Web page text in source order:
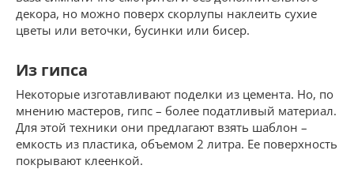
декора, но можно поверх скорлупы наклеить сухие
цветы или веточки, бусинки или бисер.
Из гипса
Некоторые изготавливают поделки из цемента. Но, по
мнению мастеров, гипс – более податливый материал.
Для этой техники они предлагают взять шаблон –
емкость из пластика, объемом 2 литра. Ее поверхность
покрывают клеенкой.